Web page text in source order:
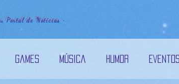
Portal de Notícias •
Games Música Humor Eventos